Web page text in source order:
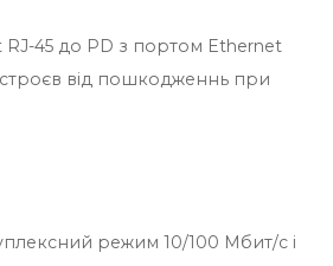
45 до PD з портом Ethernet
від пошкодженнь при
режим 10/100 Мбит/с і